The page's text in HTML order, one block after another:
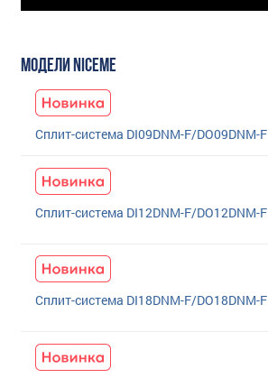
МОДЕЛИ NICEME
Сплит-система DI09DNM-F/DO09DNM-F
Сплит-система DI12DNM-F/DO12DNM-F
Сплит-система DI18DNM-F/DO18DNM-F